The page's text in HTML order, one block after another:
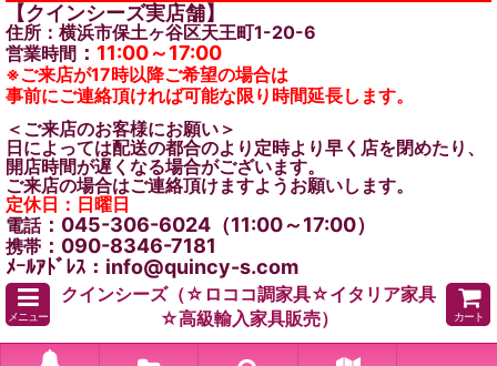
【クインシーズ実店舗】
住所：横浜市保土ヶ谷区天王町1-20-6
営業時間 ： 11:00～17:00
※ご来店が17時以降ご希望の場合は
事前にご連絡頂ければ可能な限り時間延長します。
＜ご来店のお客様にお願い＞
日によっては配送の都合のより定時より早く店を閉めたり、
開店時間が遅くなる場合がございます。
ご来店の場合はご連絡頂けますようお願いします。
定休日：日曜日
電話：045-306-6024（11:00～17:00）
携帯 ：090-8346-7181
ﾒｰﾙｱﾄﾞﾚｽ：info@quincy-s.com
メニュー
クインシーズ（☆ロココ調家具☆イタリア家具
☆高級輸入家具販売）
カート